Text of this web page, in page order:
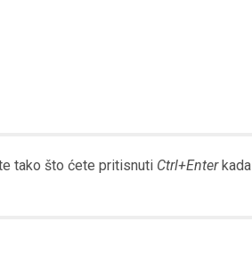
tako što ćete pritisnuti Ctrl+Enterkada